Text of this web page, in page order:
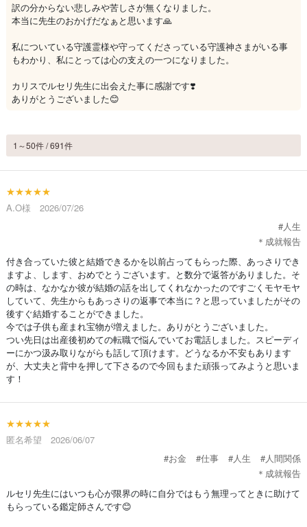
訳の分からない悲しみや苦しさが無くなりました。
本当に先生のおかげだなぁと思います🙏
私についている守護霊様や守ってくださっている守護神さまがいる事
もわかり、私にとっては心の支えの一つになりました。
カリスでルセリ先生に出会えた事に感謝です❣️
ありがとうございました😊
1～50件 / 691件
★★★★★
A.O様 2026/07/26
#人生
＊成就報告
付き合っていた彼と結婚できるかを以前占ってもらった際、あっさりでき
ますよ、します、おめでとうございます。と数分で返答がありました。そ
の時は、なかなか彼が結婚の話を出してくれなかったのですごくモヤモヤ
していて、先生からもあっさりの返事で本当に？と思っていましたがその
後すぐ結婚することができました。
今では子供も産まれ宝物が増えました。ありがとうございました。
つい先日は出産後初めての転職で悩んでいてお電話しました。スピーディ
ーにかつ汲み取りながらも話して頂けます。どうなるか不安もあります
が、大丈夫と背中を押して下さるので今回もまた頑張ってみようと思いま
す！
★★★★★
匿名希望 2026/06/07
#お金
#仕事 #人生
#人間関係
＊成就報告
ルセリ先生にはいつも心が限界の時に自分ではもう無理ってときに助けて
もらっている鑑定師さんです😊